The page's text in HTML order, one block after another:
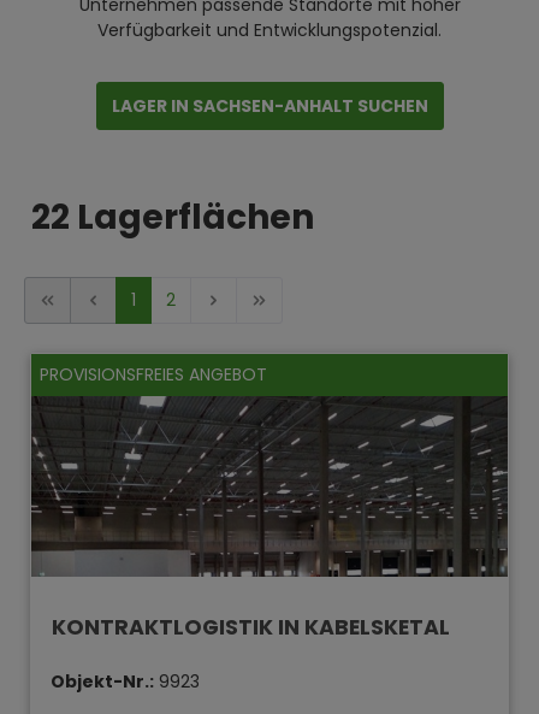
Verfügbarkeit und Entwicklungspotenzial.
LAGER IN SACHSEN-ANHALT SUCHEN
22 Lagerflächen
1 2
PROVISIONSFREIES ANGEBOT
KONTRAKTLOGISTIK IN KABELSKETAL
Objekt-Nr.: 9923